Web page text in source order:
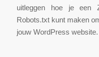
uitleggen hoe je een
Robots.txt kunt maken
jouw WordPress website.